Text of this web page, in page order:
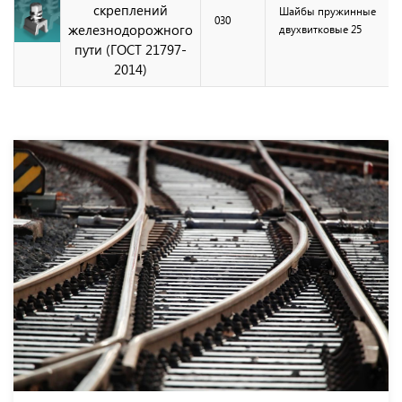
скреплений
железнодорожного
пути (ГОСТ 21797-
2014)
030
Шайбы пружинные
двухвитковые 25